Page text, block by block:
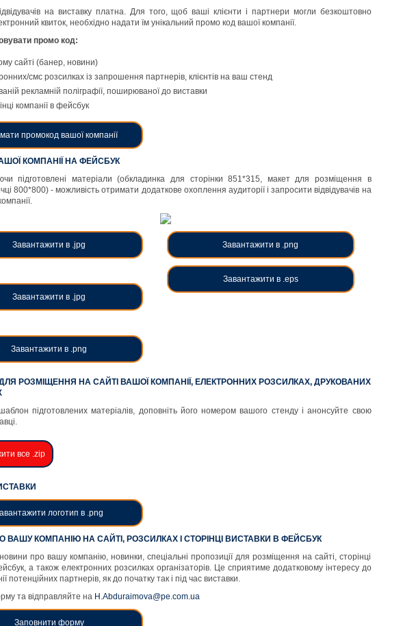
на виставку платна. Для того, щоб ваші клієнти і партнери могли безкоштовно
квиток, необхідно надати їм унікальний промо код вашої компанії.
промо код:
сайті (банер, новини)
смс розсилках із запрошення партнерів, клієнтів на ваш стенд
рекламній поліграфії, поширюваної до виставки
компанії в фейсбук
промокод вашої компанії
КОМПАНІЇ НА ФЕЙСБУК
підготовлені матеріали (обкладинка для сторінки 851*315, макет для розміщення в
800*800) - можливість отримати додаткове охоплення аудиторії і запросити відвідувачів на
Завантажити в .jpg
Завантажити в .jpg
Завантажити в .png
Завантажити в .png
Завантажити в .eps
РОЗМІЩЕННЯ НА САЙТІ ВАШОЇ КОМПАНІЇ, ЕЛЕКТРОННИХ РОЗСИЛКАХ, ДРУКОВАНИХ
підготовлених матеріалів, доповніть його номером вашого стенду і анонсуйте свою
все .zip
логотип в .png
ВАШУ КОМПАНІЮ НА САЙТІ, РОЗСИЛКАХ І СТОРІНЦІ ВИСТАВКИ В ФЕЙСБУК
про вашу компанію, новинки, спеціальні пропозиції для розміщення на сайті, сторінці
а також електронних розсилках організаторів. Це сприятиме додатковому інтересу до
потенційних партнерів, як до початку так і під час виставки.
та відправляйте на H.Abduraimova@pe.com.ua
Заповнити форму